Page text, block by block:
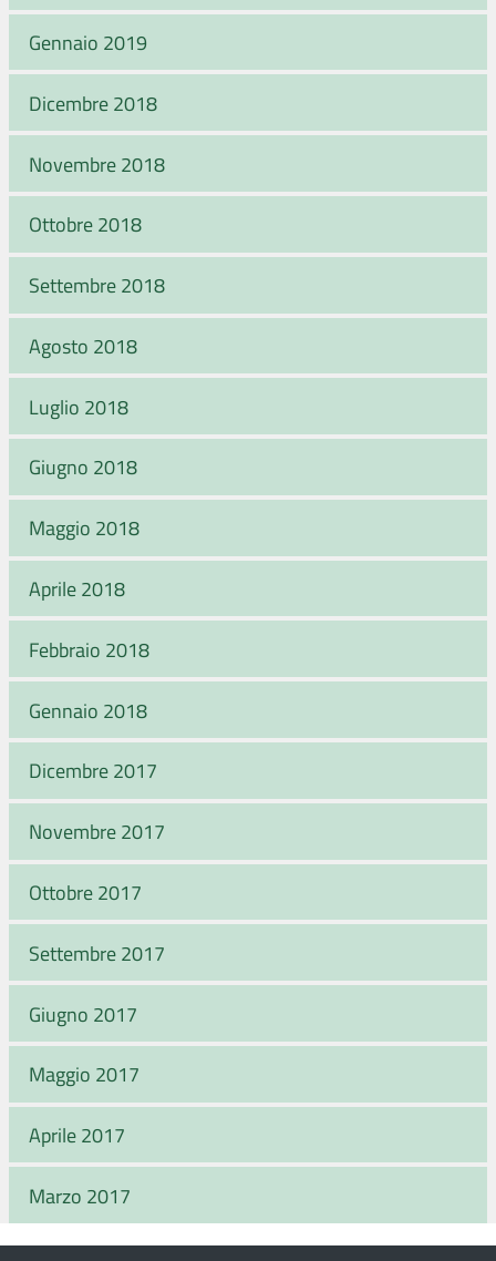
Gennaio 2019
Dicembre 2018
Novembre 2018
Ottobre 2018
Settembre 2018
Agosto 2018
Luglio 2018
Giugno 2018
Maggio 2018
Aprile 2018
Febbraio 2018
Gennaio 2018
Dicembre 2017
Novembre 2017
Ottobre 2017
Settembre 2017
Giugno 2017
Maggio 2017
Aprile 2017
Marzo 2017